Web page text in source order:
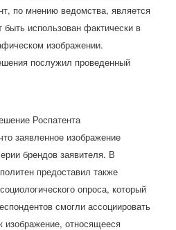
по мнению ведомства, является
использован фактически в
изображении.
послужил проведенный
Роспатента
заявленное изображение
брендов заявителя. В
предоставил также
опроса, который
смогли ассоциировать
изображение, относящееся